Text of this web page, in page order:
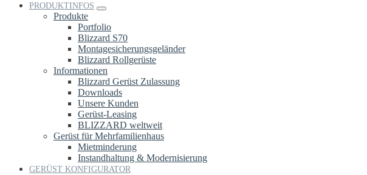
PRODUKTINFOS
Produkte
Portfolio
Blizzard S70
Montagesicherungsgeländer
Blizzard Rollgerüste
Informationen
Blizzard Gerüst Zulassung
Downloads
Unsere Kunden
Gerüst-Leasing
BLIZZARD weltweit
Gerüst für Mehrfamilienhaus
Mietminderung
Instandhaltung & Modernisierung
GERÜST KONFIGURATOR